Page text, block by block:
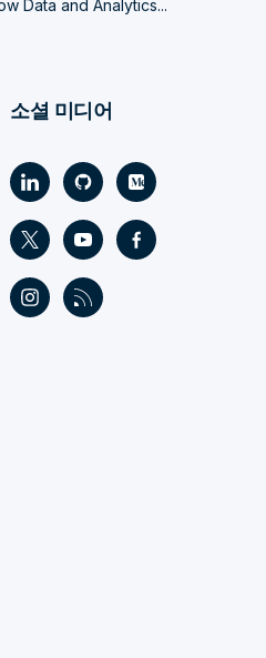
Data and Analytics...
소셜 미디어